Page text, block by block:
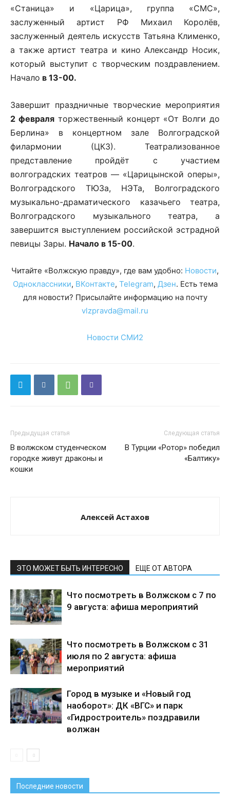
«Станица» и «Царица», группа «СМС»,
заслуженный артист РФ Михаил Королёв,
заслуженный деятель искусств Татьяна Клименко,
а также артист театра и кино Александр Носик,
который выступит с творческим поздравлением.
Начало в 13-00.
Завершит праздничные творческие мероприятия
2 февраляторжественный концерт «От Волги до
Берлина» в концертном зале Волгоградской
филармонии (ЦКЗ). Театрализованное
представление пройдёт с участием
волгоградских театров — «Царицынской оперы»,
Волгоградского ТЮЗа, НЭТа, Волгоградского
музыкально-драматического казачьего театра,
Волгоградского музыкального театра, а
завершится выступлением российской эстрадной
певицы Зары. Начало в 15-00.
Читайте «Волжскую правду», где вам удобно: Новости,
Одноклассники, ВКонтакте, Telegram, Дзен. Есть тема
для новости? Присылайте информацию на почту
vlzpravda@mail.ru
Новости СМИ2
Предыдущая статья
В волжском студенческом
городке живут драконы и
кошки
Следующая статья
В Турции «Ротор» победил
«Балтику»
Алексей Астахов
ЭТО МОЖЕТ БЫТЬ ИНТЕРЕСНО ЕЩЕ ОТ АВТОРА
Что посмотреть в Волжском с 7 по
9 августа: афиша мероприятий
Что посмотреть в Волжском с 31
июля по 2 августа: афиша
мероприятий
Город в музыке и «Новый год
наоборот»: ДК «ВГС» и парк
«Гидростроитель» поздравили
волжан
Последние новости